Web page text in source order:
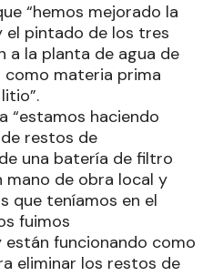
“hemos mejorado la
pintado de los tres
a la planta de agua de
materia prima
“estamos haciendo
restos de
una batería de filtro
mano de obra local y
que teníamos en el
fuimos
funcionando como
eliminar los restos de